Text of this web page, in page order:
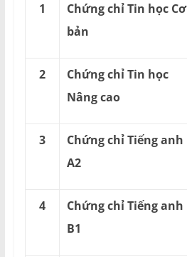
1
Chứng chỉ Tin học Cơ
bản
2
Chứng chỉ Tin học
Nâng cao
3
Chứng chỉ Tiếng anh
A2
4
Chứng chỉ Tiếng anh
B1